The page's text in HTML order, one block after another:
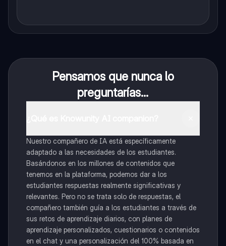
Pensamos que nunca lo
preguntarías...
Nuestro compañero de IA está específicamente
adaptado a las necesidades de los estudiantes.
Basándonos en los millones de contenidos que
tenemos en la plataforma, podemos dar a los
estudiantes respuestas realmente significativas y
relevantes. Pero no se trata solo de respuestas, el
compañero también guía a los estudiantes a través de
sus retos de aprendizaje diarios, con planes de
aprendizaje personalizados, cuestionarios o contenidos
en el chat y una personalización del 100% basada en